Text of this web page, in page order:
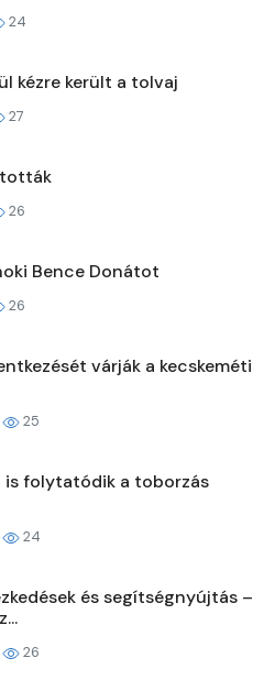
24
kézre került a tolvaj
27
26
Bence Donátot
26
várják a kecskeméti
25
is folytatódik a toborzás
24
és segítségnyújtás –
26